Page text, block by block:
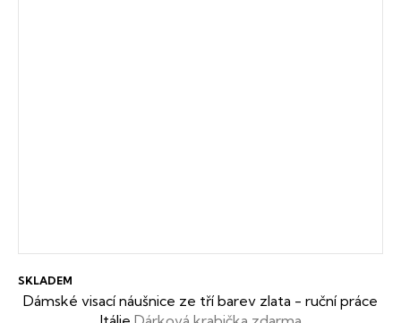
Dámské visací náušnice ze tří barev zlata - ruční práce
SKLADEM